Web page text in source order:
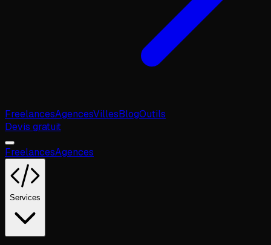
FreelancesAgencesVillesBlogOutils
Devis gratuit
FreelancesAgences
Services